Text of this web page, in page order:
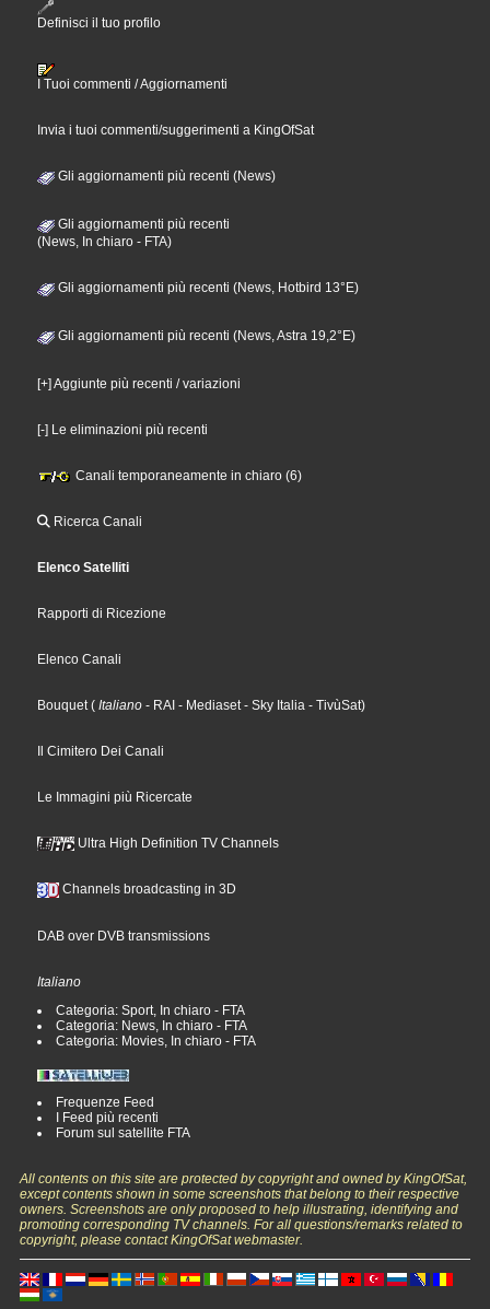
Definisci il tuo profilo
I Tuoi commenti / Aggiornamenti
Invia i tuoi commenti/suggerimenti a KingOfSat
Gli aggiornamenti più recenti (News)
Gli aggiornamenti più recenti
(News, In chiaro - FTA)
Gli aggiornamenti più recenti (News, Hotbird 13°E)
Gli aggiornamenti più recenti (News, Astra 19,2°E)
[+] Aggiunte più recenti / variazioni
[-] Le eliminazioni più recenti
Canali temporaneamente in chiaro (6)
Ricerca Canali
Elenco Satelliti
Rapporti di Ricezione
Elenco Canali
Bouquet( Italiano - RAI - Mediaset- Sky Italia - TivùSat)
Il Cimitero Dei Canali
Le Immagini più Ricercate
Ultra High Definition TV Channels
Channels broadcasting in 3D
DAB over DVB transmissions
Italiano
Categoria: Sport, In chiaro - FTA
Categoria: News, In chiaro - FTA
Categoria: Movies, In chiaro - FTA
Frequenze Feed
I Feed più recenti
Forum sul satellite FTA
All contents on this site are protected by copyright and owned by KingOfSat,
except contents shown in some screenshots that belong to their respective
owners. Screenshots are only proposed to help illustrating, identifying and
promoting corresponding TV channels. For all questions/remarks related to
copyright, please contact KingOfSat webmaster.